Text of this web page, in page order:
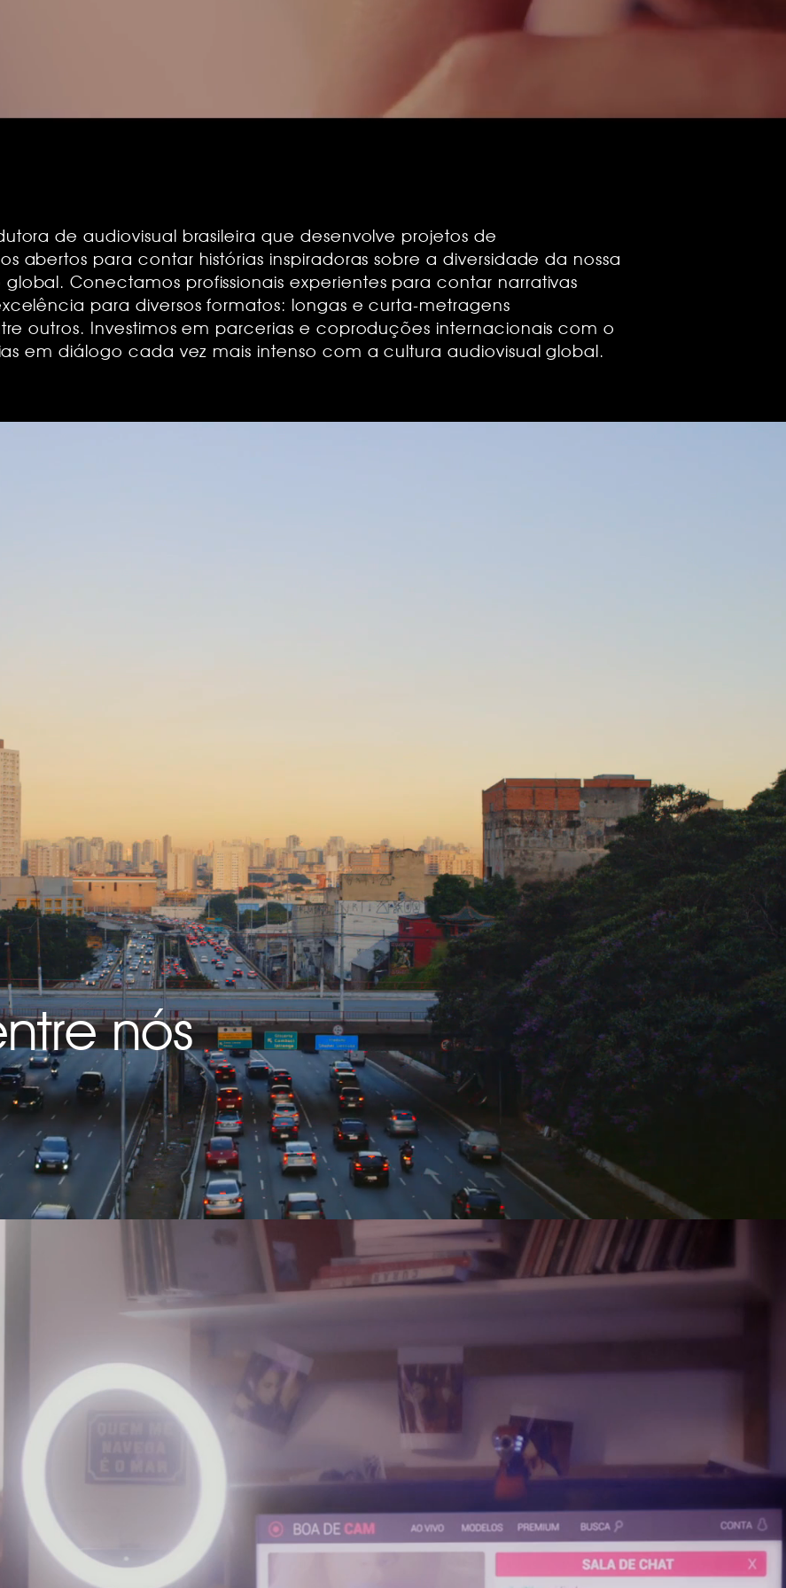
de audiovisual brasileira que desenvolve projetos de
abertos para contar histórias inspiradoras sobre a diversidade da nossa
Conectamos profissionais experientes para contar narrativas
para diversos formatos: longas e curta-metragens
outros. Investimos em parcerias e coproduções internacionais com o
em diálogo cada vez mais intenso com a cultura audiovisual global.
nós